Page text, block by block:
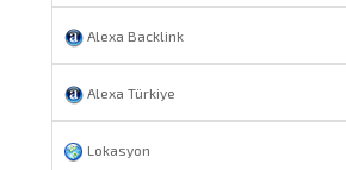
Alexa Backlink
Alexa Türkiye
Lokasyon